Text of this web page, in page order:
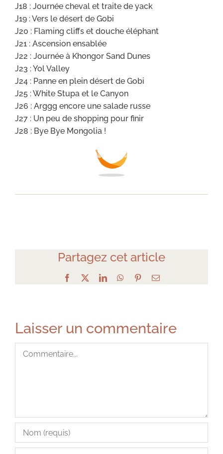
J18 : Journée cheval et traite de yack
J19 : Vers le désert de Gobi
J20 : Flaming cliffs et douche éléphant
J21 : Ascension ensablée
J22 : Journée à Khongor Sand Dunes
J23 : Yol Valley
J24 : Panne en plein désert de Gobi
J25 : White Stupa et le Canyon
J26 : Arggg encore une salade russe
J27 : Un peu de shopping pour finir
J28 : Bye Bye Mongolia !
Partagez cet article
Facebook LinkedInWhatsApp
PinterestEmail
Laisser un commentaire